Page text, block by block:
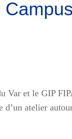
Var et le GIP
d’un atelier